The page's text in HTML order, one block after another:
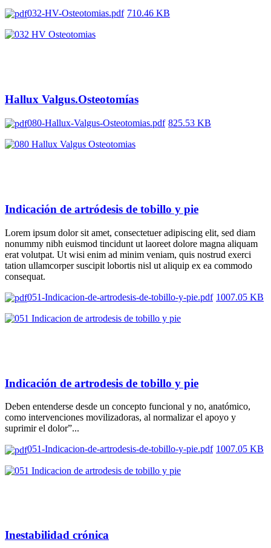
032-HV-Osteotomias.pdf 710.46 KB
Hallux Valgus.Osteotomías
080-Hallux-Valgus-Osteotomias.pdf 825.53 KB
Indicación de artródesis de tobillo y pie
Lorem ipsum dolor sit amet, consectetuer adipiscing elit, sed diam
nonummy nibh euismod tincidunt ut laoreet dolore magna aliquam
erat volutpat. Ut wisi enim ad minim veniam, quis nostrud exerci
tation ullamcorper suscipit lobortis nisl ut aliquip ex ea commodo
consequat.
051-Indicacion-de-artrodesis-de-tobillo-y-pie.pdf 1007.05 KB
Indicación de artrodesis de tobillo y pie
Deben entenderse desde un concepto funcional y no, anatómico,
como intervenciones movilizadoras, al normalizar el apoyo y
suprimir el dolor”...
051-Indicacion-de-artrodesis-de-tobillo-y-pie.pdf 1007.05 KB
Inestabilidad crónica